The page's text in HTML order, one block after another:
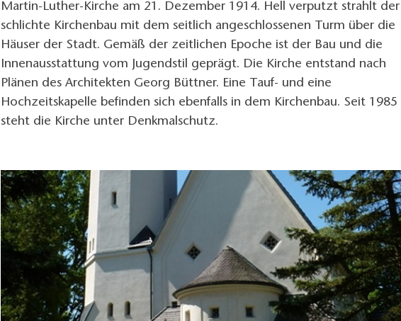
Martin-Luther-Kirche am 21. Dezember 1914. Hell verputzt strahlt der
schlichte Kirchenbau mit dem seitlich angeschlossenen Turm über die
Häuser der Stadt. Gemäß der zeitlichen Epoche ist der Bau und die
Innenausstattung vom Jugendstil geprägt. Die Kirche entstand nach
Plänen des Architekten Georg Büttner. Eine Tauf- und eine
Hochzeitskapelle befinden sich ebenfalls in dem Kirchenbau. Seit 1985
steht die Kirche unter Denkmalschutz.